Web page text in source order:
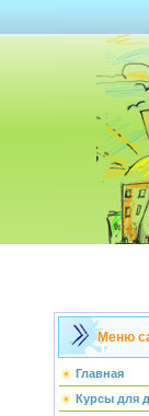
Меню
Главная
Курсы для